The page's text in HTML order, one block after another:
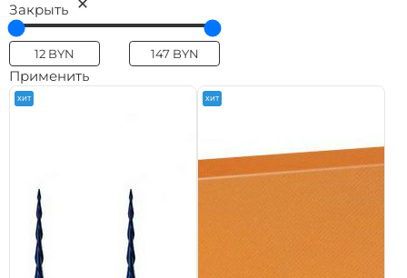
Закрыть
Применить
ХИТ ХИТ